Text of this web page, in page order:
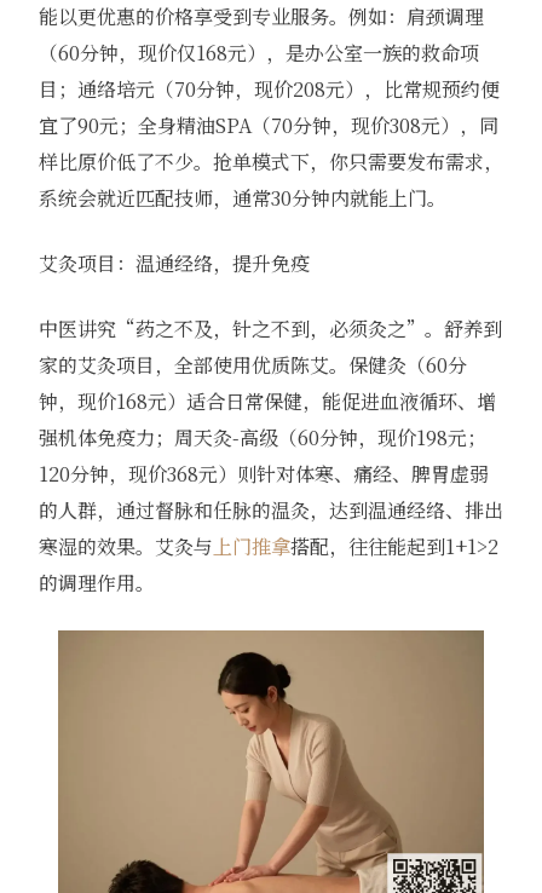
能以更优惠的价格享受到专业服务。例如：肩颈调理
（60分钟，现价仅168元），是办公室一族的救命项
目；通络培元（70分钟，现价208元），比常规预约便
宜了90元；全身精油SPA（70分钟，现价308元），同
样比原价低了不少。抢单模式下，你只需要发布需求，
系统会就近匹配技师，通常30分钟内就能上门。
艾灸项目：温通经络，提升免疫
中医讲究“药之不及，针之不到，必须灸之”。舒养到
家的艾灸项目，全部使用优质陈艾。保健灸（60分
钟，现价168元）适合日常保健，能促进血液循环、增
强机体免疫力；周天灸-高级（60分钟，现价198元；
120分钟，现价368元）则针对体寒、痛经、脾胃虚弱
的人群，通过督脉和任脉的温灸，达到温通经络、排出
寒湿的效果。艾灸与 上门推拿搭配，往往能起到1+1>2
的调理作用。